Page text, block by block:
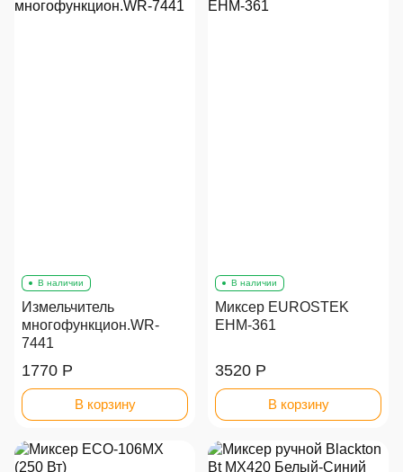
В наличии
Измельчитель
многофункцион.WR-
7441
1770 Р
В корзину
В наличии
Миксер EUROSTEK
EHM-361
3520 Р
В корзину